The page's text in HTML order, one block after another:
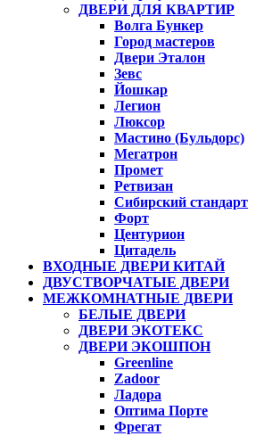
ДВЕРИ ДЛЯ КВАРТИР
Волга Бункер
Город мастеров
Двери Эталон
Зевс
Йошкар
Легион
Люксор
Мастино (Бульдорс)
Мегатрон
Промет
Ретвизан
Сибирский стандарт
Форт
Центурион
Цитадель
ВХОДНЫЕ ДВЕРИ КИТАЙ
ДВУСТВОРЧАТЫЕ ДВЕРИ
МЕЖКОМНАТНЫЕ ДВЕРИ
БЕЛЫЕ ДВЕРИ
ДВЕРИ ЭКОТЕКС
ДВЕРИ ЭКОШПОН
Greenline
Zadoor
Ладора
Оптима Порте
Фрегат